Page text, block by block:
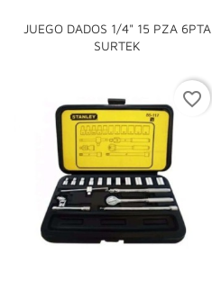
JUEGO DADOS 1/4" 15 PZA 6PTA
SURTEK

favorite_border